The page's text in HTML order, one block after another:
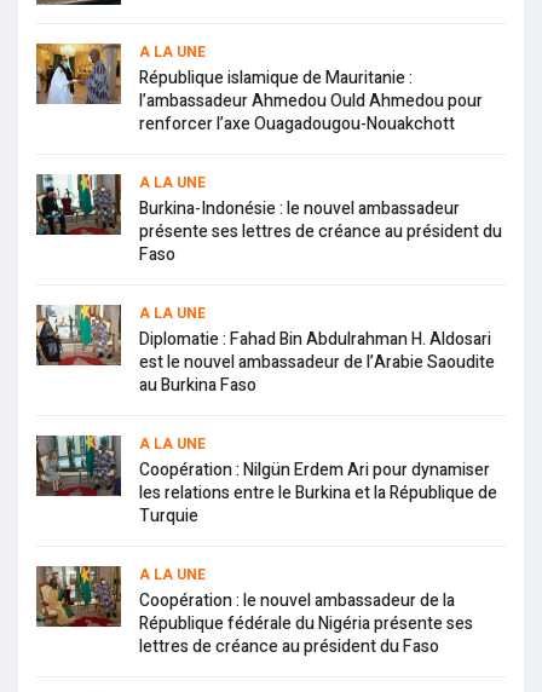
A LA UNE
République islamique de Mauritanie :
l’ambassadeur Ahmedou Ould Ahmedou pour
renforcer l’axe Ouagadougou-Nouakchott
A LA UNE
Burkina-Indonésie : le nouvel ambassadeur
présente ses lettres de créance au président du
Faso
A LA UNE
Diplomatie : Fahad Bin Abdulrahman H. Aldosari
est le nouvel ambassadeur de l’Arabie Saoudite
au Burkina Faso
A LA UNE
Coopération : Nilgün Erdem Ari pour dynamiser
les relations entre le Burkina et la République de
Turquie
A LA UNE
Coopération : le nouvel ambassadeur de la
République fédérale du Nigéria présente ses
lettres de créance au président du Faso